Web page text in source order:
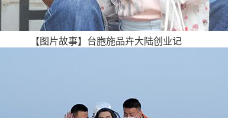
【图片故事】台胞施品卉大陆创业记